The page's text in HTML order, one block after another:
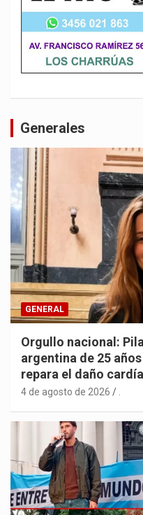
Generales
GENERAL
Orgullo nacional:
argentina de 25
repara el daño
4 de agosto de 2026